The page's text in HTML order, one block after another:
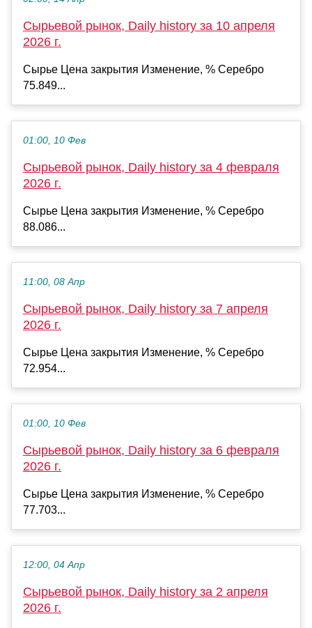
Сырьевой рынок, Daily history за 10 апреля
2026 г.
Сырье Цена закрытия Изменение, % Серебро
75.849...
01:00, 10 Фев
Сырьевой рынок, Daily history за 4 февраля
2026 г.
Сырье Цена закрытия Изменение, % Серебро
88.086...
11:00, 08 Апр
Сырьевой рынок, Daily history за 7 апреля
2026 г.
Сырье Цена закрытия Изменение, % Серебро
72.954...
01:00, 10 Фев
Сырьевой рынок, Daily history за 6 февраля
2026 г.
Сырье Цена закрытия Изменение, % Серебро
77.703...
12:00, 04 Апр
Сырьевой рынок, Daily history за 2 апреля
2026 г.